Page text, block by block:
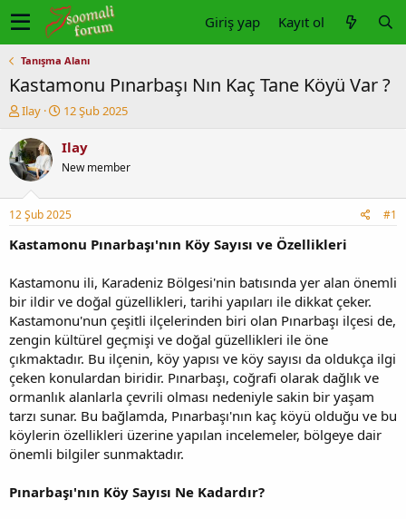
Giriş yap Kayıt ol
Tanışma Alanı
Kastamonu Pınarbaşı Nın Kaç Tane Köyü Var ?
K
n
u
y
b
a
ş
t
a
n
Ilay
B
ş
a
g
ı
ç
r
i
h
i
12 Şub 2025
Ilay
New member
12 Şub 2025 #1
Kastamonu Pınarbaşı'nın Köy Sayısı ve Özellikleri
Kastamonu ili, Karadeniz Bölgesi'nin batısında yer alan önemli
bir ildir ve doğal güzellikleri, tarihi yapıları ile dikkat çeker.
Kastamonu'nun çeşitli ilçelerinden biri olan Pınarbaşı ilçesi de,
zengin kültürel geçmişi ve doğal güzellikleri ile öne
çıkmaktadır. Bu ilçenin, köy yapısı ve köy sayısı da oldukça ilgi
çeken konulardan biridir. Pınarbaşı, coğrafi olarak dağlık ve
ormanlık alanlarla çevrili olması nedeniyle sakin bir yaşam
tarzı sunar. Bu bağlamda, Pınarbaşı'nın kaç köyü olduğu ve bu
köylerin özellikleri üzerine yapılan incelemeler, bölgeye dair
önemli bilgiler sunmaktadır.
Pınarbaşı'nın Köy Sayısı Ne Kadardır?